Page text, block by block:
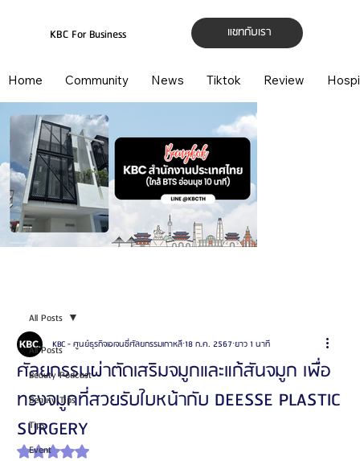
แชทกับเรา
KBC For Business
Home Community News Tiktok Review
All Posts
Beauty Podcast
Beauty Tips
Tips
Event
All Posts
ศัลยกรรมผ่าตัดเสริมจมูกและแก้สันจมูก เพื่อ
ทรงจมูกที่สวยรับใบหน้ากับ DEESSE PLASTIC
SURGERY
KBC - ศูนย์ธุรกิจเอเจนซี่ศัลยกรรมเกาหลี18 ก.ค. 2567 ยาว 1 นาที
ได้รับ NaN เต็ม 5 ดาว